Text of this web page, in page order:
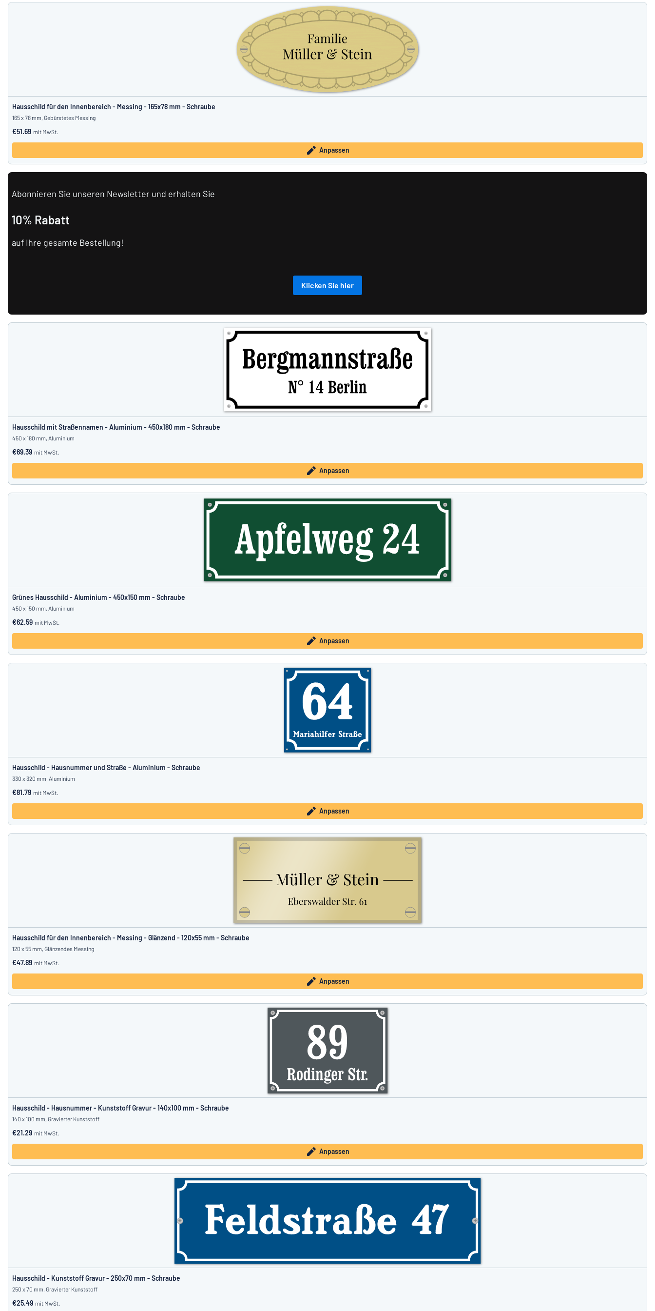
Hausschild für den Innenbereich - Messing - 165x78 mm - Schraube
165 x 78 mm, Gebürstetes Messing
€51.69 mit MwSt.
Anpassen
Abonnieren Sie unseren Newsletter und erhalten Sie
10% Rabatt
auf Ihre gesamte Bestellung!
Klicken Sie hier
Hausschild mit Straßennamen - Aluminium - 450x180 mm - Schraube
450 x 180 mm, Aluminium
€69.39 mit MwSt.
Anpassen
Grünes Hausschild - Aluminium - 450x150 mm - Schraube
450 x 150 mm, Aluminium
€62.59 mit MwSt.
Anpassen
Hausschild - Hausnummer und Straße - Aluminium - Schraube
330 x 320 mm, Aluminium
€81.79 mit MwSt.
Anpassen
Hausschild für den Innenbereich - Messing - Glänzend - 120x55 mm - Schraube
120 x 55 mm, Glänzendes Messing
€47.89 mit MwSt.
Anpassen
Hausschild - Hausnummer - Kunststoff Gravur - 140x100 mm - Schraube
140 x 100 mm, Gravierter Kunststoff
€21.29 mit MwSt.
Anpassen
Hausschild - Kunststoff Gravur - 250x70 mm - Schraube
250 x 70 mm, Gravierter Kunststoff
€25.49 mit MwSt.